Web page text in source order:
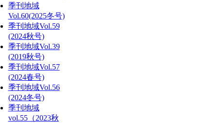
季刊地域
Vol.60(2025冬号)
季刊地域Vol.59
(2024秋号)
季刊地域Vol.39
(2019秋号)
季刊地域Vol.57
(2024春号)
季刊地域Vol.56
(2024冬号)
季刊地域
vol.55（2023秋